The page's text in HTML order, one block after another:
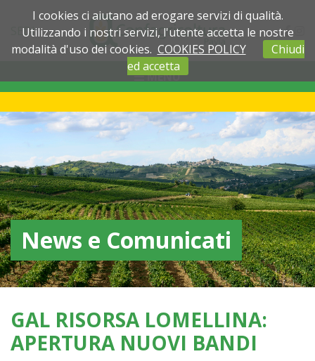
SEDI
MENU
News e Comunicati
GAL RISORSA LOMELLINA:
APERTURA NUOVI BANDI
I cookies ci aiutano ad erogare servizi di qualità.
Utilizzando i nostri servizi, l'utente accetta le nostre
modalità d'uso dei cookies. COOKIES POLICY
Chiudi
ed accetta